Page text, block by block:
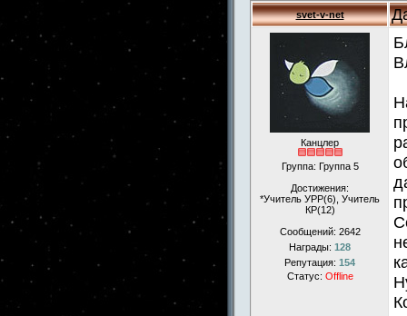
svet-v-net
Канцлер
Группа: Группа 5
Достижения:
*Учитель УРР(6), Учитель
КР(12)
Сообщений: 2642
Награды: 128
Репутация: 154
Статус: Offline